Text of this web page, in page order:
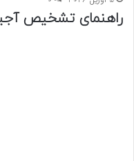
راهنمای تشخیص